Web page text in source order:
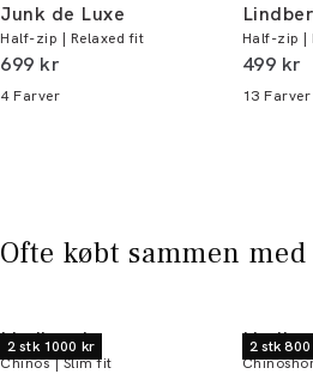
Du kan indløse din bonus
alle butikker og online.
Junk de Luxe
Half-zip | Relaxed fit
I alt (inkl. rabat)
699 kr
4 Farver
Half-zip |
I alt
499 kr
13 Farver
Ofte købt sammen med
2 stk 1000 kr
Lindbergh
Chinos | Slim fit
2 stk